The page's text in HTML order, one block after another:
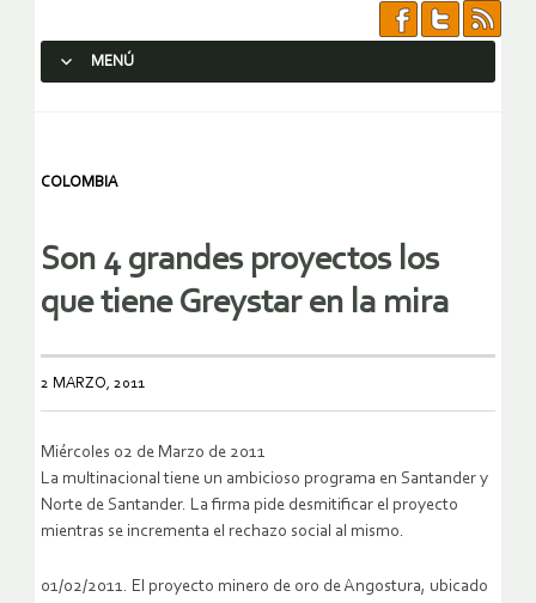
MENÚ
COLOMBIA
Son 4 grandes proyectos los
que tiene Greystar en la mira
2 MARZO, 2011
Miércoles 02 de Marzo de 2011
La multinacional tiene un ambicioso programa en Santander y
Norte de Santander. La firma pide desmitificar el proyecto
mientras se incrementa el rechazo social al mismo.
01/02/2011. El proyecto minero de oro de Angostura, ubicado